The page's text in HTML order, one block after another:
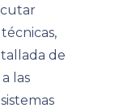
de
las